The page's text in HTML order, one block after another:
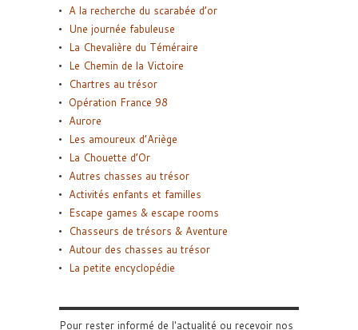
A la recherche du scarabée d’or
Une journée fabuleuse
La Chevalière du Téméraire
Le Chemin de la Victoire
Chartres au trésor
Opération France 98
Aurore
Les amoureux d’Ariège
La Chouette d’Or
Autres chasses au trésor
Activités enfants et familles
Escape games & escape rooms
Chasseurs de trésors & Aventure
Autour des chasses au trésor
La petite encyclopédie
Pour rester informé de l'actualité ou recevoir nos